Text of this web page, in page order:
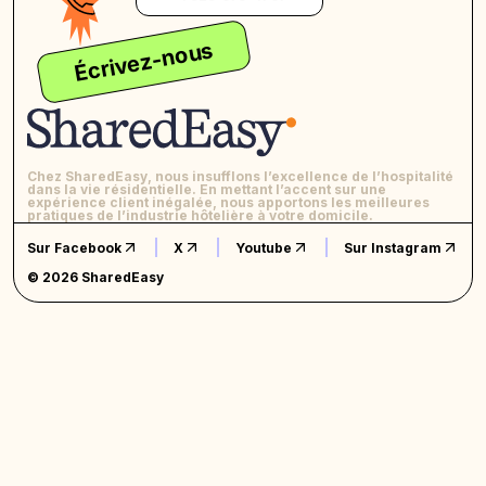
Écrivez-nous
Chez SharedEasy, nous insufflons l’excellence de l’hospitalité
dans la vie résidentielle. En mettant l’accent sur une
expérience client inégalée, nous apportons les meilleures
pratiques de l’industrie hôtelière à votre domicile.
Sur Facebook
X Youtube
Sur Instagram
© 2026 SharedEasy